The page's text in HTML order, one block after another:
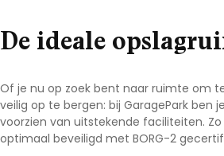
De ideale
Of je nu op zoek bent naar ruimte om
veilig op te bergen: bij GaragePark ben
voorzien van uitstekende faciliteiten.
optimaal beveiligd met BORG-2